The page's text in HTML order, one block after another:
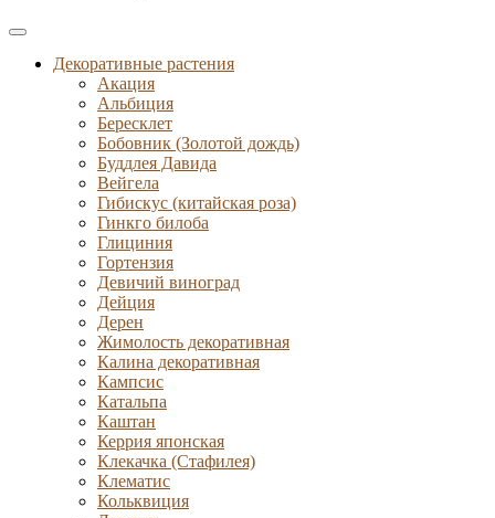
Декоративные растения
Акация
Альбиция
Бересклет
Бобовник (Золотой дождь)
Буддлея Давида
Вейгела
Гибискус (китайская роза)
Гинкго билоба
Глициния
Гортензия
Девичий виноград
Дейция
Дерен
Жимолость декоративная
Калина декоративная
Кампсис
Катальпа
Каштан
Керрия японская
Клекачка (Стафилея)
Клематис
Кольквиция